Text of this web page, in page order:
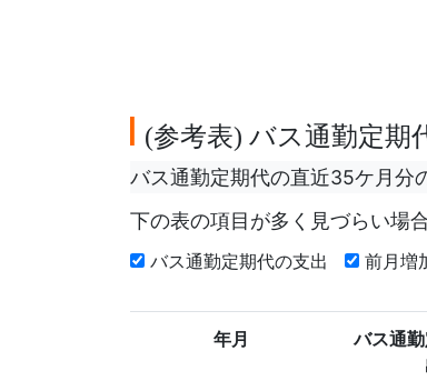
(参考表) バス通勤定期
バス通勤定期代の直近35ケ月分
下の表の項目が多く見づらい場
バス通勤定期代の支出 前月増
年月
バス通